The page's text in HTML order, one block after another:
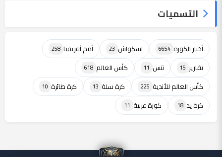
التسميات
أخبار الكورة 6654 اسكواش 23 أمم أفريقيا 258
تقارير 15 تنس 11 كأس العالم 618
كأس العالم للأندية 225 كرة سلة 13 كرة طائرة 10
كرة يد 18 كورة عربية 11